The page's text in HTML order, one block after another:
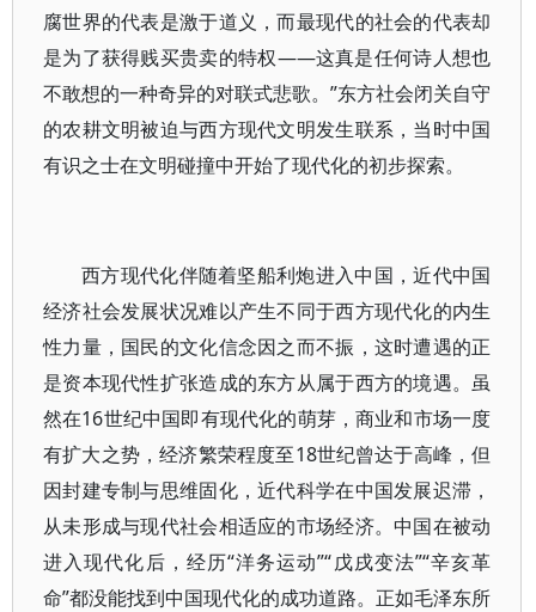
腐世界的代表是激于道义，而最现代的社会的代表却
是为了获得贱买贵卖的特权——这真是任何诗人想也
不敢想的一种奇异的对联式悲歌。”东方社会闭关自守
的农耕文明被迫与西方现代文明发生联系，当时中国
有识之士在文明碰撞中开始了现代化的初步探索。
西方现代化伴随着坚船利炮进入中国，近代中国
经济社会发展状况难以产生不同于西方现代化的内生
性力量，国民的文化信念因之而不振，这时遭遇的正
是资本现代性扩张造成的东方从属于西方的境遇。虽
然在16世纪中国即有现代化的萌芽，商业和市场一度
有扩大之势，经济繁荣程度至18世纪曾达于高峰，但
因封建专制与思维固化，近代科学在中国发展迟滞，
从未形成与现代社会相适应的市场经济。中国在被动
进入现代化后，经历“洋务运动”“戊戌变法”“辛亥革
命”都没能找到中国现代化的成功道路。正如毛泽东所